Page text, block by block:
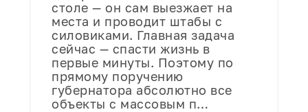
столе — он сам выезжает на
места и проводит штабы с
силовиками. Главная задача
сейчас — спасти жизнь в
первые минуты. Поэтому по
прямому поручению
губернатора абсолютно все
объекты с массовым п…